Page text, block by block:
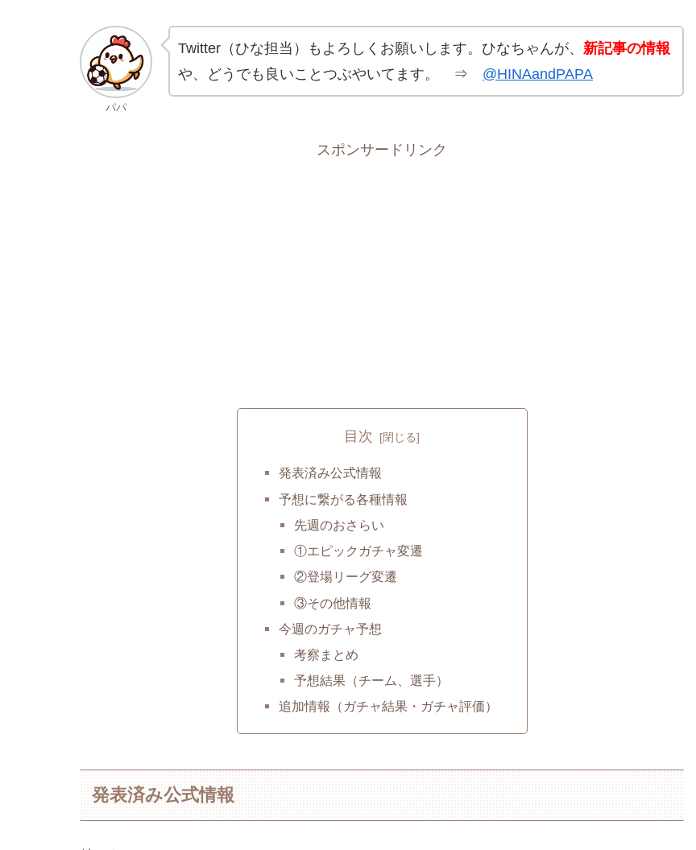
パパ
Twitter（ひな担当）もよろしくお願いします。ひなちゃんが、 新記事の情報
や、どうでも良いことつぶやいてます。 ⇒ @HINAandPAPA
スポンサードリンク
目次
発表済み公式情報
予想に繋がる各種情報
先週のおさらい
①エピックガチャ変遷
②登場リーグ変遷
③その他情報
今週のガチャ予想
考察まとめ
予想結果（チーム、選手）
追加情報（ガチャ結果・ガチャ評価）
発表済み公式情報